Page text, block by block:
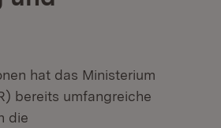
hat das Ministerium
bereits umfangreiche
die